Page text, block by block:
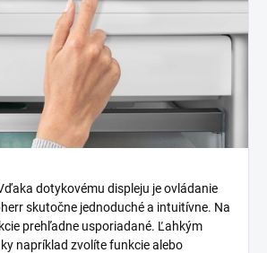
dotykovému displeju je ovládanie
skutočne jednoduché a intuitívne. Na
prehľadne usporiadané. Ľahkým
napríklad zvolíte funkcie alebo